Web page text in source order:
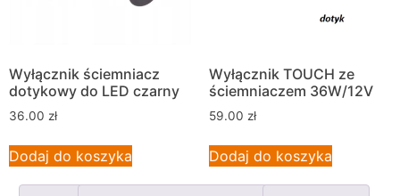
Wyłącznik ściemniacz
dotykowy do LED czarny
36.00 zł
Dodaj do koszyka
Wyłącznik TOUCH ze
ściemniaczem 36W/12V
59.00 zł
Dodaj do koszyka